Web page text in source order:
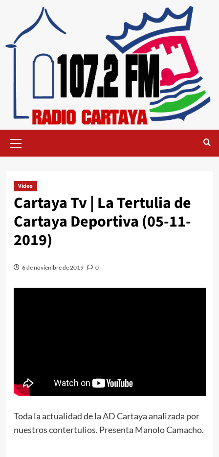
Video
Cartaya Tv | La Tertulia de
Cartaya Deportiva (05-11-
2019)
6 de noviembre de 2019 0
Toda la actualidad de la AD Cartaya analizada por
nuestros contertulios. Presenta Manolo Camacho.